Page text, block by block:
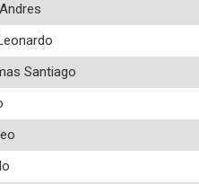
Santiago